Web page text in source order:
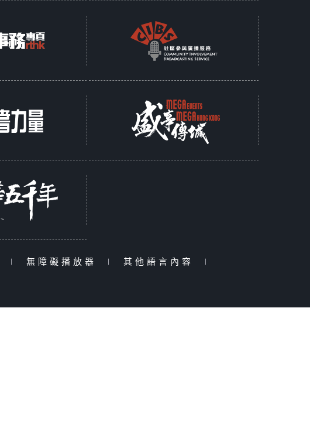
| 無障礙播放器 | 其他語言內容 |